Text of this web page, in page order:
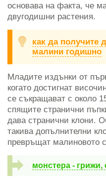
основава на факта, че
двугодишни растения.
как да получите
малини годишно
Младите издънки от
когато достигнат
се съкращават с около
спящите странични
дава странични клони.
такива допълнителни
превръщат малиновото
монстера -